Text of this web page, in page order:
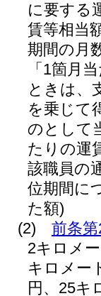
に要する
賃等相当
期間の月
「1箇月
ときは、
を乗じて
のとして
たりの運
該職員の
位期間に
た額)
(2)
前条
2キロメ
キロメー
円、25キ